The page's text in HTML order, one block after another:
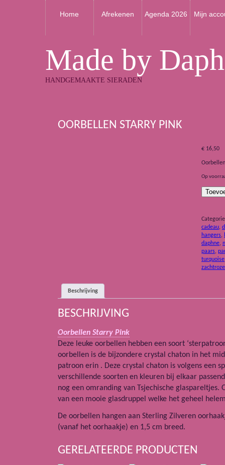
Home Afrekenen Agenda 2026 Mijn
Made by
HANDGEMAAKTE SIERADEN
OORBELLEN STARRY PINK
€ 16,50
Op
Oorbellen
Starry
cadeau,
hangers,
daphne,
paars,
turquoise
zachtroze
Beschrijving
BESCHRIJVING
Oorbellen Starry Pink
Deze leuke oorbellen hebben een soort
oorbellen is de bijzondere crystal chaton in het
patroon erin . Deze crystal chaton is volgens een
verschillende soorten en kleuren bij elkaar
nog een omranding van Tsjechische
van een mooie glasdruppel welke het geheel
De oorbellen hangen aan Sterling Zilveren
(vanaf het oorhaakje) en 1,5 cm breed.
GERELATEERDE PRODUCTEN